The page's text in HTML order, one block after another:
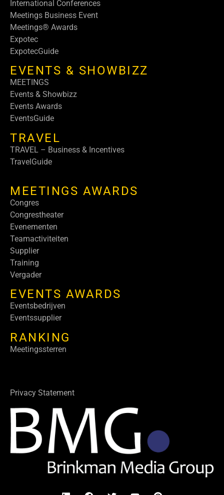
International Conferences
Meetings Business Event
Meetings® Awards
Expotec
ExpotecGuide
EVENTS & SHOWBIZZ
MEETINGS
Events & Showbizz
Events Awards
EventsGuide
TRAVEL
TRAVEL – Business & Incentives
TravelGuide
MEETINGS AWARDS
Congres
Congrestheater
Evenementen
Teamactiviteiten
Supplier
Training
Vergader
EVENTS AWARDS
Eventsbedrijven
Eventssupplier
RANKING
Meetingssterren
Privacy Statement